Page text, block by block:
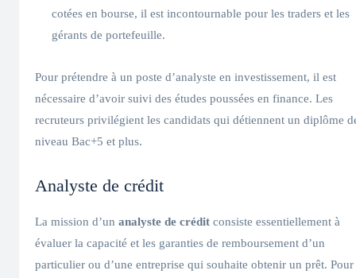
cotées en bourse, il est incontournable pour les traders et les
gérants de portefeuille.
Pour prétendre à un poste d’analyste en investissement, il est
nécessaire d’avoir suivi des études poussées en finance. Les
recruteurs privilégient les candidats qui détiennent un diplôme
niveau Bac+5 et plus.
Analyste de crédit
La mission d’un analyste de crédit consiste essentiellement à
évaluer la capacité et les garanties de remboursement d’un
particulier ou d’une entreprise qui souhaite obtenir un prêt. Pour